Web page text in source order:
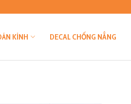
KÍNH DECAL CHỐNG NẮNG